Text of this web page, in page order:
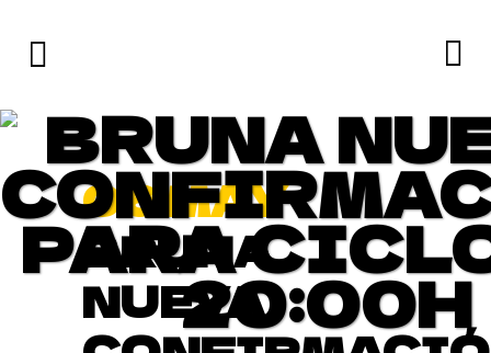
BRUNA
PARA
20:00H
06 MAY
BRUNA
NUEVA